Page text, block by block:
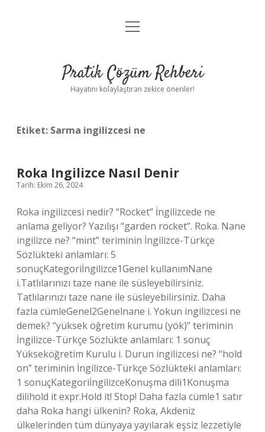
Anasayfa
Yasal Uyarı
menüyü
Pratik Çözüm Rehberi
Hayatını kolaylaştıran zekice öneriler!
Etiket: Sarma ingilizcesi ne
Roka Ingilizce Nasıl Denir
Tarih: Ekim 26, 2024
Roka ingilizcesi nedir? “Rocket” İngilizcede ne
anlama geliyor? Yazılışı “garden rocket”. Roka. Nane
ingilizce ne? “mint” teriminin İngilizce-Türkçe
Sözlükteki anlamları: 5
sonuçKategoriİngilizce1Genel kullanımNane
i.Tatlılarınızı taze nane ile süsleyebilirsiniz.
Tatlılarınızı taze nane ile süsleyebilirsiniz. Daha
fazla cümleGenel2Genelnane i. Yokun ingilizcesi ne
demek? “yüksek öğretim kurumu (yök)” teriminin
İngilizce-Türkçe Sözlükte anlamları: 1 sonuç
Yükseköğretim Kurulu i. Durun ingilizcesi ne? “hold
on” teriminin İngilizce-Türkçe Sözlükteki anlamları:
1 sonuçKategoriİngilizceKonuşma dili1Konuşma
dilihold it expr.Hold it! Stop! Daha fazla cümle1 satır
daha Roka hangi ülkenin? Roka, Akdeniz
ülkelerinden tüm dünyaya yayılarak eşsiz lezzetiyle